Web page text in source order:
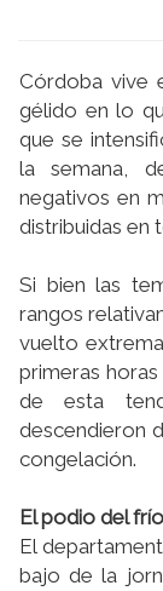
Córdoba vive
gélido en lo
que se
la semana,
negativos en
distribuidas en
Si bien las
rangos
vuelto
primeras
de esta
descendieron
congelación.
El podio del
El
bajo de la